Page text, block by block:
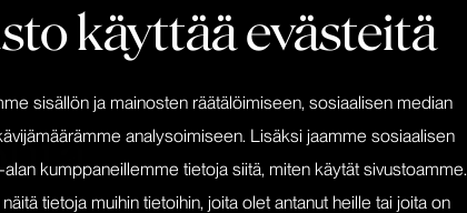
käyttää evästeitä
sisällön ja mainosten räätälöimiseen, sosiaalisen median
analysoimiseen. Lisäksi jaamme sosiaalisen
kumppaneillemme tietoja siitä, miten käytät sivustoamme.
tietoja muihin tietoihin, joita olet antanut heille tai joita on